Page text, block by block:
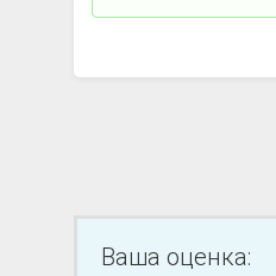
Ваша оценка: